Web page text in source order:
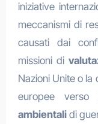
iniziative
meccanismi di
causati dai
missioni di
Nazioni Unite o la
europee
ambientalidi